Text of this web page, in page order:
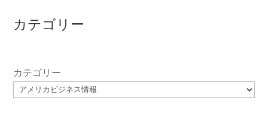
カテゴリー
カテゴリー